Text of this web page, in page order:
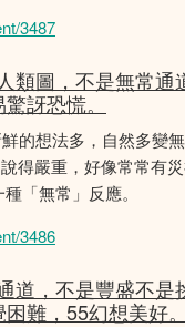
3487
類圖，不是無常通
訝恐慌。
的想法多，自然多變
得嚴重，好像常常有
「無常」反應。
3486
道，不是豐盛不是
難，55幻想美好